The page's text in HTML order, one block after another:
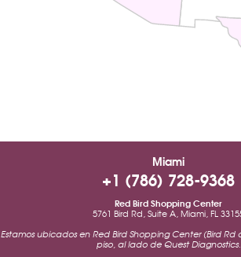
Miami
+1 (786) 728-9368
Red Bird Shopping Center
5761 Bird Rd, Suite A, Miami, FL
Estamos ubicados en Red Bird Shopping Center (Bird
piso, al lado de Quest Diagnostics.